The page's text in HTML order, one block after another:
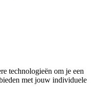
technologieën om je een
met jouw individuele